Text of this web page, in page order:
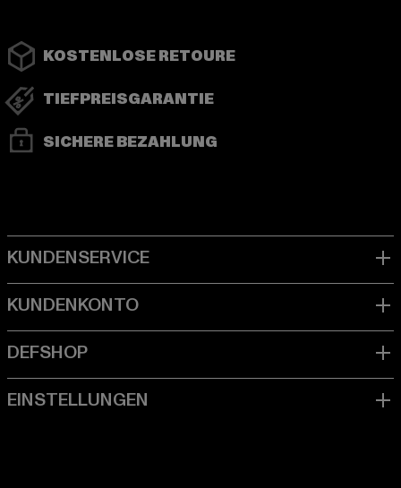
KOSTENLOSE RETOURE
TIEFPREISGARANTIE
SICHERE BEZAHLUNG